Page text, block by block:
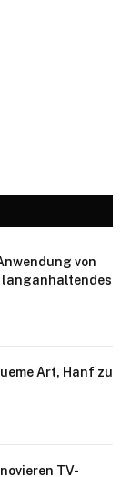
von
langanhaltendes
Art, Hanf zu
TV-